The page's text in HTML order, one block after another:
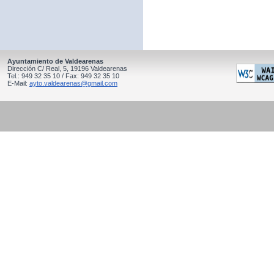
Ayuntamiento de Valdearenas
Dirección C/ Real, 5, 19196 Valdearenas
Tel.: 949 32 35 10 / Fax: 949 32 35 10
E-Mail: ayto.valdearenas@gmail.com